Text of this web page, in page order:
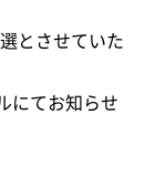
とさせていた
にてお知らせ